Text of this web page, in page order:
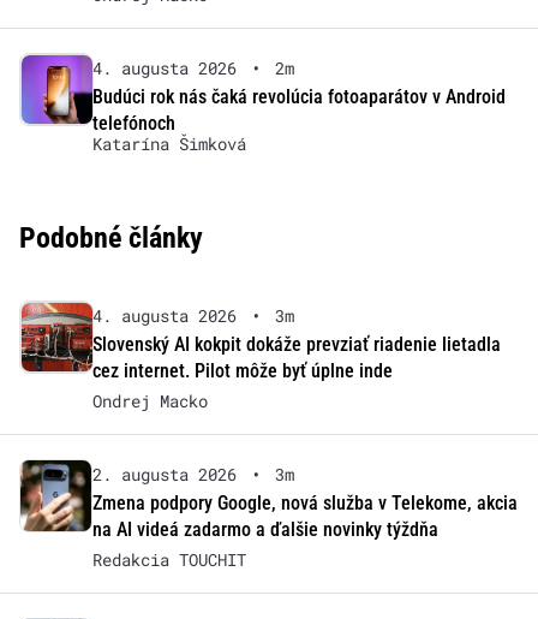
4. augusta 2026 •
2m
Budúci rok nás čaká revolúcia fotoaparátov v Android
telefónoch
Katarína Šimková
Podobné články
4. augusta 2026 •
3m
Slovenský AI kokpit dokáže prevziať riadenie lietadla
cez internet. Pilot môže byť úplne inde
Ondrej Macko
2. augusta 2026 •
3m
Zmena podpory Google, nová služba v Telekome, akcia
na AI videá zadarmo a ďalšie novinky týždňa
Redakcia TOUCHIT